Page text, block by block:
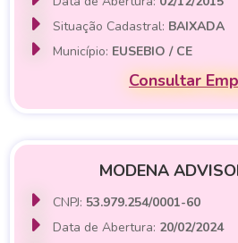
Situação Cadastral: BAIXADA
Município: EUSEBIO / CE
Consultar
MODENA
CNPJ: 53.979.254/0001-60
Data de Abertura: 20/02/2024